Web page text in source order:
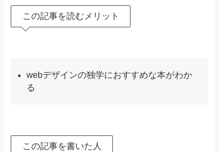
この記事を読むメリット
webデザインの独学におすすめな本がわか
る
この記事を書いた人